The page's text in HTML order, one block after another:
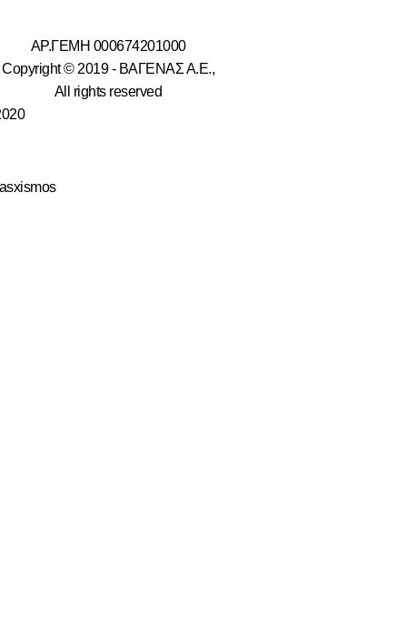
ΑΡ.ΓΕΜΗ 000674201000
Copyright © 2019 - ΒΑΓΕΝΑΣ Α.Ε.,
All rights reserved